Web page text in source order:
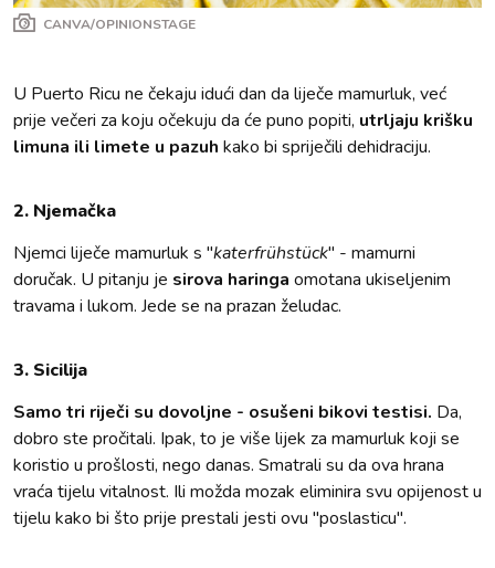
CANVA/OPINIONSTAGE
U Puerto Ricu ne čekaju idući dan da liječe mamurluk, već
prije večeri za koju očekuju da će puno popiti, utrljaju krišku
limuna ili limete u pazuh kako bi spriječili dehidraciju.
2. Njemačka
Njemci liječe mamurluk s "katerfrühstück" - mamurni
doručak. U pitanju je sirova haringa omotana ukiseljenim
travama i lukom. Jede se na prazan želudac.
3. Sicilija
Samo tri riječi su dovoljne - osušeni bikovi testisi. Da,
dobro ste pročitali. Ipak, to je više lijek za mamurluk koji se
koristio u prošlosti, nego danas. Smatrali su da ova hrana
vraća tijelu vitalnost. Ili možda mozak eliminira svu opijenost u
tijelu kako bi što prije prestali jesti ovu "poslasticu".